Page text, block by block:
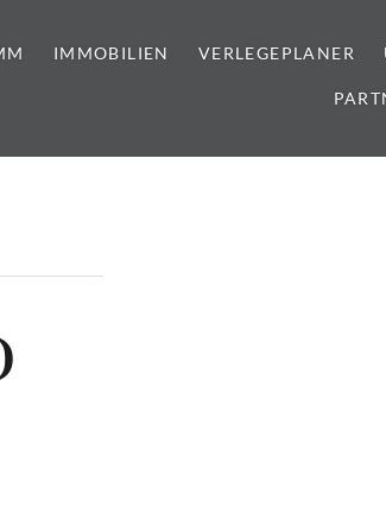
IMMOBILIEN VERLEGEPLANER